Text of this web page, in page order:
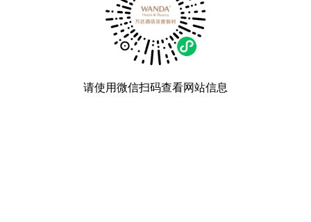
请使用微信扫码查看网站信息